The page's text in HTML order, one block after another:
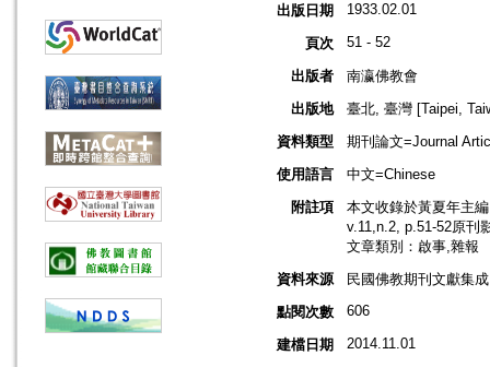
出版日期 1933.02.01
頁次 51 - 52
出版者
南瀛佛教會
出版地
臺北, 臺灣 [Taipei,
資料類型
期刊論文=Journal
使用語言
中文=Chinese
附註項
本文收錄於黃夏年主
v.11,n.2, p.51-52原刊
文章類別：啟事,雜報
資料來源
民國佛教期刊文獻集
點閱次數
606
建檔日期 2014.11.01